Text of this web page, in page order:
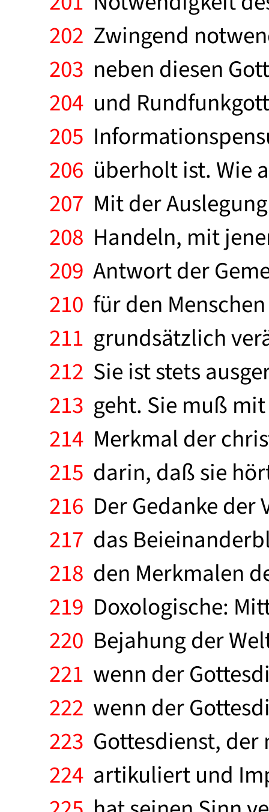
202 Zwingend
203 neben diesen
204 und
205
206 überholt ist. Wie
207 Mit der
208 Handeln, mit
209 Antwort der
210 für den
211 grundsätzlich
212 Sie ist stets
213 geht. Sie muß
214 Merkmal der
215 darin, daß sie
216 Der Gedanke
217 das
218 den Merkmalen
219 Doxologische:
220 Bejahung der
221 wenn der
222 wenn der
223 Gottesdienst,
224 artikuliert und